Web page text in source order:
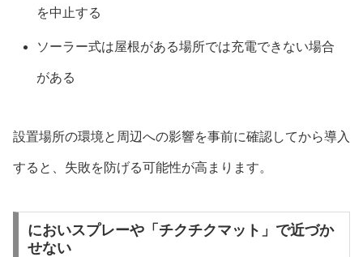
を中止する
ソーラー式は屋根がある場所では充電できない場合
がある
設置場所の環境と周辺への影響を事前に確認してから導入
すると、失敗を防げる可能性が高まります。
においスプレーや「チクチクマット」で近づか
せない